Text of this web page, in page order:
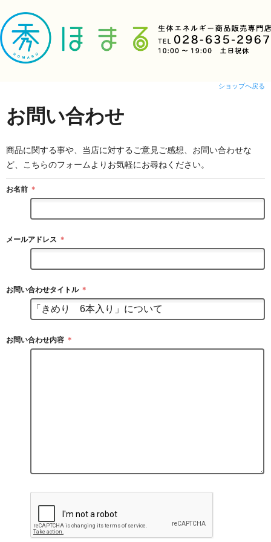
ショップへ戻る
お問い合わせ
商品に関する事や、当店に対するご意見ご感想、お問い合わせな
ど、こちらのフォームよりお気軽にお尋ねください。
お名前 ＊
メールアドレス ＊
お問い合わせタイトル ＊
お問い合わせ内容 ＊